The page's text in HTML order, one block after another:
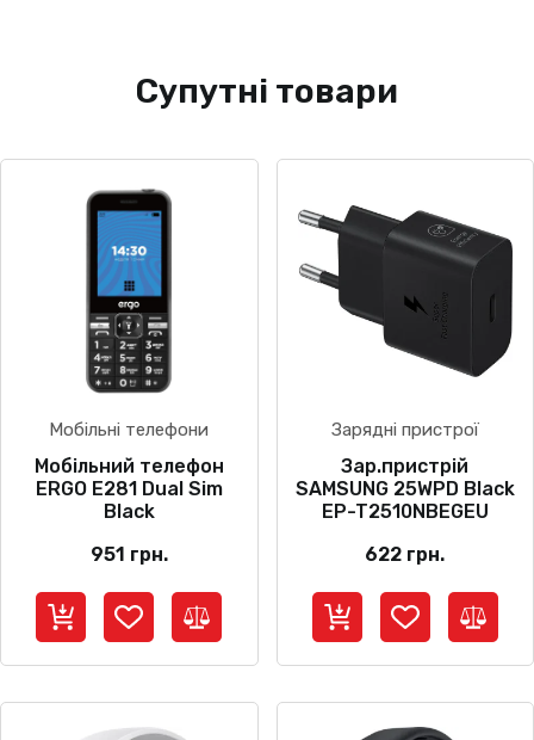
Супутні товари
Мобільні телефони
Мобільний телефон
ERGO E281 Dual Sim
Black
951 грн.
Зарядні пристрої
Зар.пристрій
SAMSUNG 25WPD Black
EP-T2510NBEGEU
622 грн.